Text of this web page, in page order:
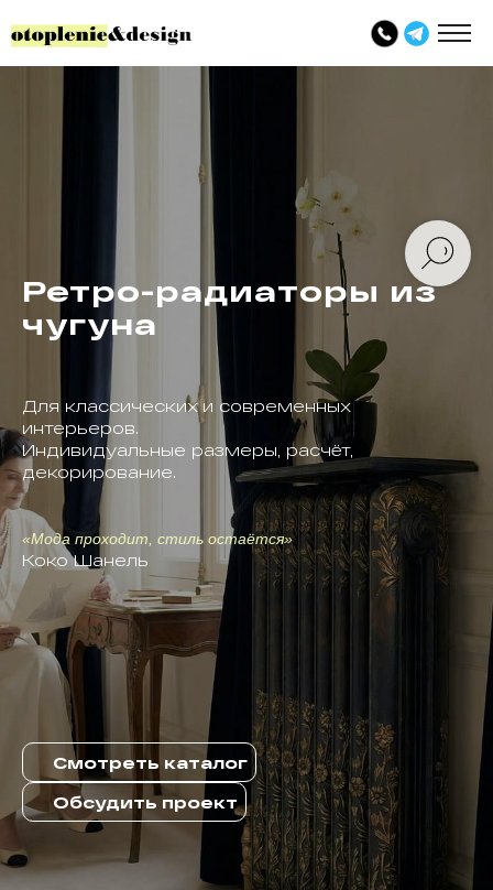
Ретро-радиаторы из
чугуна
Для классических и современных
интерьеров.
Индивидуальные размеры, расчёт,
декорирование.
«Мода проходит, стиль остаётся»
Коко Шанель
Смотреть каталог
Обсудить проект